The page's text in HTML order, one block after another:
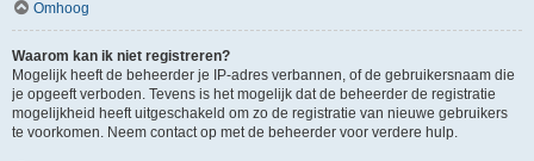
Omhoog
Waarom kan ik niet registreren?
Mogelijk heeft de beheerder je IP-adres verbannen, of de gebruikersnaam die
je opgeeft verboden. Tevens is het mogelijk dat de beheerder de registratie
mogelijkheid heeft uitgeschakeld om zo de registratie van nieuwe gebruikers
te voorkomen. Neem contact op met de beheerder voor verdere hulp.